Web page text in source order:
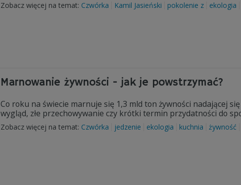
Zobacz więcej na temat: Czwórka Kamil Jasieński pokolenie z ekologia
Marnowanie żywności - jak je powstrzymać?
Co roku na świecie marnuje się 1,3 mld ton żywności nadającej
wygląd, złe przechowywanie czy krótki termin przydatności do
Zobacz więcej na temat: Czwórka jedzenie ekologia kuchnia żywność